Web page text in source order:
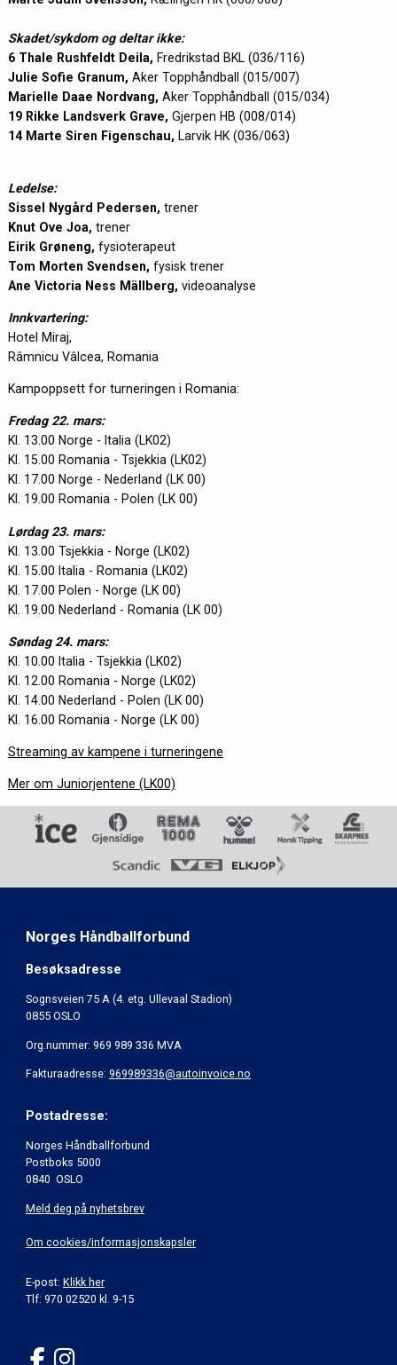
Skadet/sykdom og deltar ikke:
6 Thale Rushfeldt Deila, Fredrikstad BKL (036/116)
Julie Sofie Granum, Aker Topphåndball (015/007)
Marielle Daae Nordvang, Aker Topphåndball (015/034)
19 Rikke Landsverk Grave, Gjerpen HB (008/014)
14 Marte Siren Figenschau, Larvik HK (036/063)
Ledelse:
Sissel Nygård Pedersen, trener
Knut Ove Joa, trener
Eirik Grøneng, fysioterapeut
Tom Morten Svendsen, fysisk trener
Ane Victoria Ness Mällberg, videoanalyse
Innkvartering:
Hotel Miraj,
Râmnicu Vâlcea, Romania
Kampoppsett for turneringen i Romania:
Fredag 22. mars:
Kl. 13.00 Norge - Italia (LK02)
Kl. 15.00 Romania - Tsjekkia (LK02)
Kl. 17.00 Norge - Nederland (LK 00)
Kl. 19.00 Romania - Polen (LK 00)
Lørdag 23. mars:
Kl. 13.00 Tsjekkia - Norge (LK02)
Kl. 15.00 Italia - Romania (LK02)
Kl. 17.00 Polen - Norge (LK 00)
Kl. 19.00 Nederland - Romania (LK 00)
Søndag 24. mars:
Kl. 10.00 Italia - Tsjekkia (LK02)
Kl. 12.00 Romania - Norge (LK02)
Kl. 14.00 Nederland - Polen (LK 00)
Kl. 16.00 Romania - Norge (LK 00)
Streaming av kampene i turneringene
Mer om Juniorjentene (LK00)
Norges Håndballforbund
Besøksadresse
Sognsveien 75 A (4. etg. Ullevaal Stadion)
0855 OSLO
Org.nummer: 969 989 336 MVA
Fakturaadresse: 969989336@autoinvoice.no
Postadresse:
Norges Håndballforbund
Postboks 5000
0840 OSLO
Meld deg på nyhetsbrev
Om cookies/informasjonskapsler
E-post: Klikk her
Tlf: 970 02520 kl. 9-15